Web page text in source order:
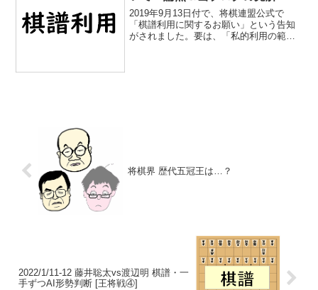
2019年9月13日付で、将棋連盟公式で
「棋譜利用に関するお願い」という告知
がされました。要は、「私的利用の範囲
将棋界 歴代五冠王は…？
2022/1/11-12 藤井聡太vs渡辺明 棋譜・一
手ずつAI形勢判断 [王将戦④]